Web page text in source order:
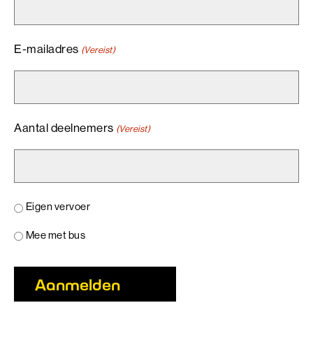
E-mailadres (Vereist)
Aantal deelnemers (Vereist)
Eigen
vervoer
mee
Eigen vervoer
Mee met bus
Aanmelden